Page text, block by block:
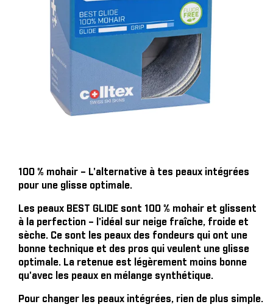
100 % mohair – L'alternative à tes peaux intégrées
pour une glisse optimale.
Les peaux BEST GLIDE sont 100 % mohair et glissent
à la perfection – l'idéal sur neige fraîche, froide et
sèche. Ce sont les peaux des fondeurs qui ont une
bonne technique et des pros qui veulent une glisse
optimale. La retenue est légèrement moins bonne
qu'avec les peaux en mélange synthétique.
Pour changer les peaux intégrées, rien de plus simple.